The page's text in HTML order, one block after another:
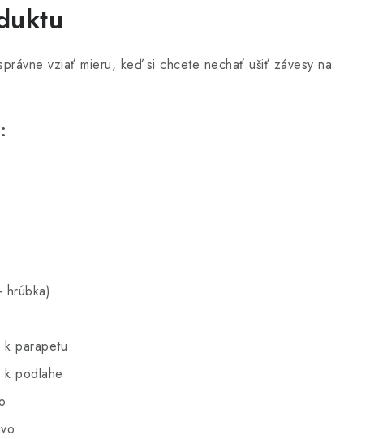
vziať mieru, keď si chcete nechať ušiť závesy na
hrúbka)
k parapetu
k podlahe